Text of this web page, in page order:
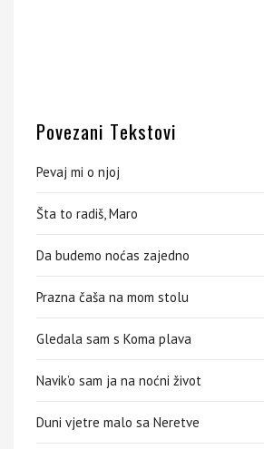
Povezani Tekstovi
Pevaj mi o njoj
Šta to radiš, Maro
Da budemo noćas zajedno
Prazna čaša na mom stolu
Gledala sam s Koma plava
Navik’o sam ja na noćni život
Duni vjetre malo sa Neretve